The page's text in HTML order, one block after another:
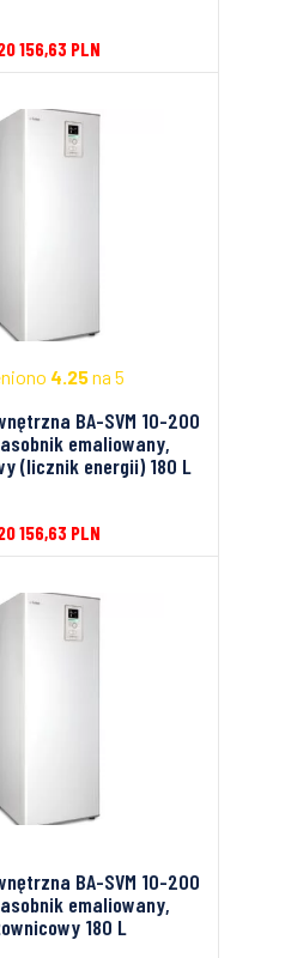
156,63 PLN
4.25na 5
BA-SVM 10-200
emaliowany,
(licznik energii) 180 L
156,63 PLN
BA-SVM 10-200
emaliowany,
180 L